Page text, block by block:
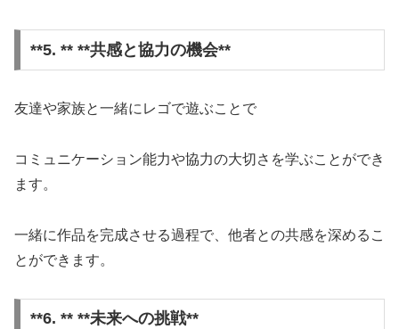
**5. ** **共感と協力の機会**
友達や家族と一緒にレゴで遊ぶことで
コミュニケーション能力や協力の大切さを学ぶことができ
ます。
一緒に作品を完成させる過程で、他者との共感を深めるこ
とができます。
**6. ** **未来への挑戦**